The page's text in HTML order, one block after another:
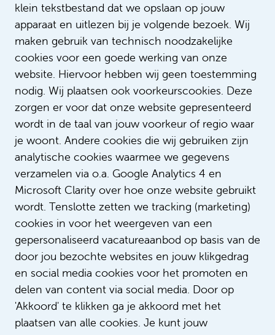
klein tekstbestand dat we opslaan op jouw
apparaat en uitlezen bij je volgende bezoek. Wij
maken gebruik van technisch noodzakelijke
cookies voor een goede werking van onze
website. Hiervoor hebben wij geen toestemming
nodig. Wij plaatsen ook voorkeurscookies. Deze
zorgen er voor dat onze website gepresenteerd
wordt in de taal van jouw voorkeur of regio waar
je woont. Andere cookies die wij gebruiken zijn
analytische cookies waarmee we gegevens
verzamelen via o.a. Google Analytics 4 en
Microsoft Clarity over hoe onze website gebruikt
wordt. Tenslotte zetten we tracking (marketing)
cookies in voor het weergeven van een
gepersonaliseerd vacatureaanbod op basis van de
door jou bezochte websites en jouw klikgedrag
en social media cookies voor het promoten en
delen van content via social media. Door op
'Akkoord' te klikken ga je akkoord met het
plaatsen van alle cookies. Je kunt jouw
AIOS Klinische Genetica
€ 4.642 - € 6.393
Arts & Medisch specialist
46 uur
Promovendus Anesthesiologie en
Intensive Care
€ 3.724 - € 5.867
Arts-onderzoeker
36 uur